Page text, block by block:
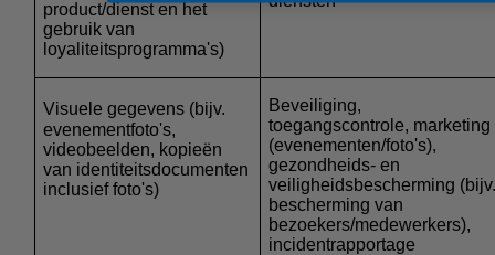
product/dienst en het
gebruik van
loyaliteitsprogramma's)
Visuele gegevens (bijv.
evenementfoto's,
videobeelden, kopieën
van identiteitsdocumenten
inclusief foto's)
Beveiliging,
toegangscontrole, marketing
(evenementen/foto's),
gezondheids- en
veiligheidsbescherming
bescherming van
bezoekers/medewerkers),
incidentrapportage